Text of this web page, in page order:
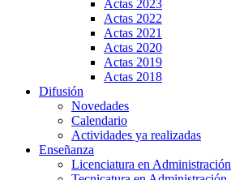
Actas 2023
Actas 2022
Actas 2021
Actas 2020
Actas 2019
Actas 2018
Difusión
Novedades
Calendario
Actividades ya realizadas
Enseñanza
Licenciatura en Administración